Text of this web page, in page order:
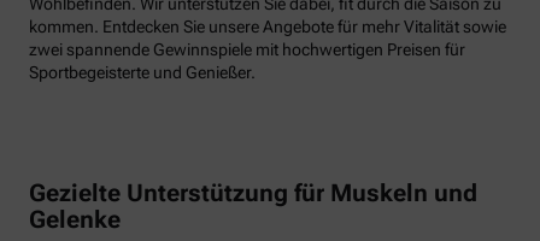
Wohlbefinden. Wir unterstützen Sie dabei, fit durch die Saison zu
kommen. Entdecken Sie unsere Angebote für mehr Vitalität sowie
zwei spannende Gewinnspiele mit hochwertigen Preisen für
Sportbegeisterte und Genießer.
Gezielte Unterstützung für Muskeln und
Gelenke